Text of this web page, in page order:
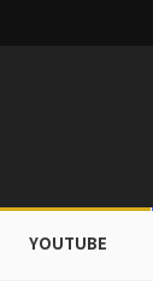
YOUTUBE